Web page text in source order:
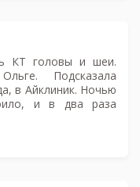
КТ головы и шеи.
Подсказала
в Айклиник. Ночью
и в два раза